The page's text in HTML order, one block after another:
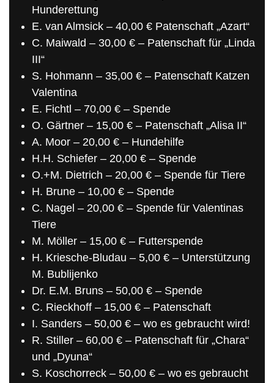
Hunderettung
E. van Almsick – 40,00 € Patenschaft „Azart“
C. Maiwald – 30,00 € – Patenschaft für „Linda
III“
S. Hohmann – 35,00 € – Patenschaft Katzen
Valentina
E. Fichtl – 70,00 € – Spende
O. Gärtner – 15,00 € – Patenschaft „Alisa II“
A. Moor – 20,00 € – Hundehilfe
H.H. Schiefer – 20,00 € – Spende
O.+M. Dietrich – 20,00 € – Spende für Tiere
H. Brune – 10,00 € – Spende
C. Nagel – 20,00 € – Spende für Valentinas
Tiere
M. Möller – 15,00 € – Futterspende
H. Kriesche-Bludau – 5,00 € – Unterstützung
M. Bublijenko
Dr. E.M. Bruns – 50,00 € – Spende
C. Rieckhoff – 15,00 € – Patenschaft
I. Sanders – 50,00 € – wo es gebraucht wird!
R. Stiller – 60,00 € – Patenschaft für „Chara“
und „Dyuna“
S. Koschorreck – 50,00 € – wo es gebraucht